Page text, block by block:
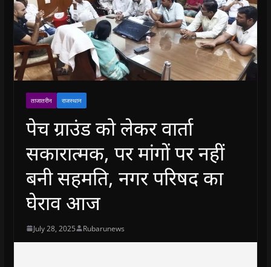
ताजातरीन राजस्थान
पेच ग्राउंड को लेकर वार्ता
सकारात्मक, पर मांगों पर नहीं
बनी सहमति, नगर परिषद का
घेराव आज
July 28, 2025 Rubarunews